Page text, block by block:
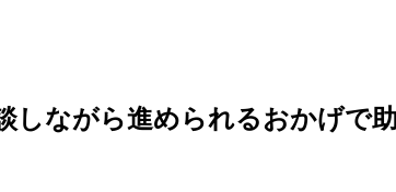
ながら進められるおかげで